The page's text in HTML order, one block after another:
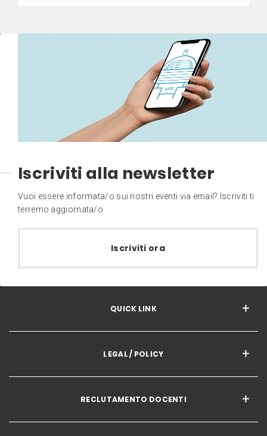
Iscriviti alla newsletter
Vuoi essere informata/o sui nostri eventi via email? Iscriviti ti
terremo aggiornata/o
Iscriviti ora
QUICK LINK
LEGAL / POLICY
RECLUTAMENTO DOCENTI